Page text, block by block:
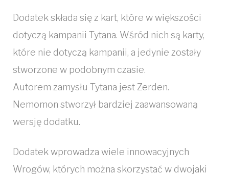
Dodatek składa się z kart, które w większości
dotyczą kampanii Tytana. Wśród nich są karty,
które nie dotyczą kampanii, a jedynie zostały
stworzone w podobnym czasie.
Autorem zamysłu Tytana jest Zerden.
Nemomon stworzył bardziej zaawansowaną
wersję dodatku.
Dodatek wprowadza wiele innowacyjnych
Wrogów, których można skorzystać w dwojaki